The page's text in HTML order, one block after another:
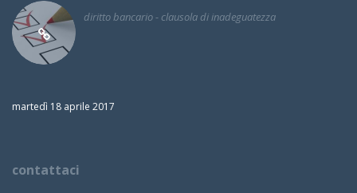
diritto bancario - clausola di inadeguatezza
martedì 18 aprile 2017
contattaci